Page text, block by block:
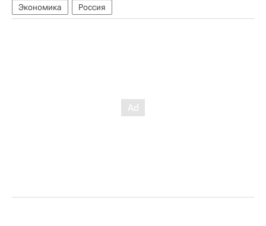
Экономика Россия